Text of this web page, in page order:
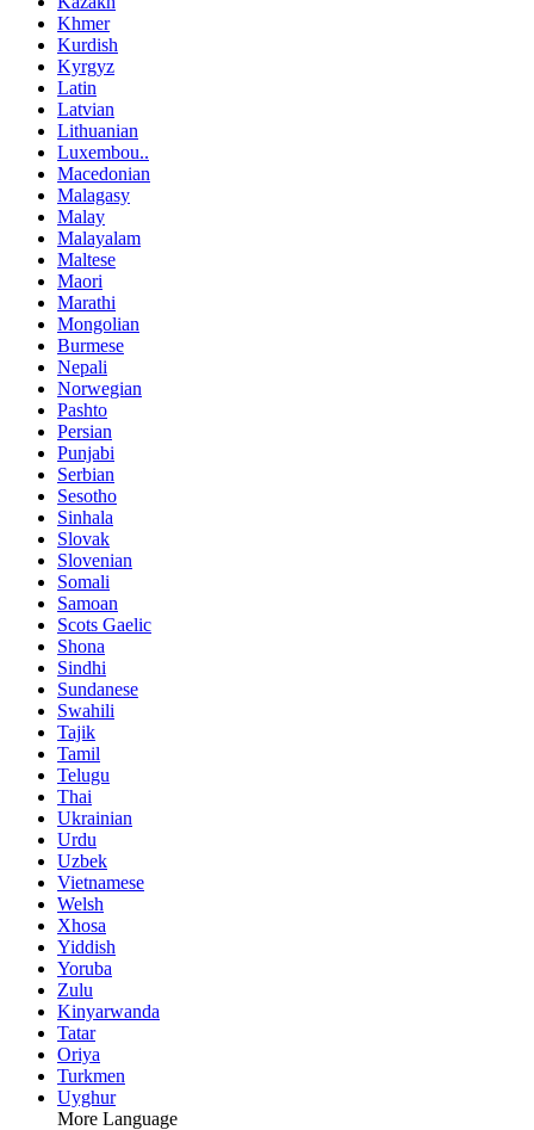
Khmer
Kurdish
Kyrgyz
Latin
Latvian
Lithuanian
Luxembou..
Macedonian
Malagasy
Malay
Malayalam
Maltese
Maori
Marathi
Mongolian
Burmese
Nepali
Norwegian
Pashto
Persian
Punjabi
Serbian
Sesotho
Sinhala
Slovak
Slovenian
Somali
Samoan
Scots Gaelic
Shona
Sindhi
Sundanese
Swahili
Tajik
Tamil
Telugu
Thai
Ukrainian
Urdu
Uzbek
Vietnamese
Welsh
Xhosa
Yiddish
Yoruba
Zulu
Kinyarwanda
Tatar
Oriya
Turkmen
Uyghur
More Language